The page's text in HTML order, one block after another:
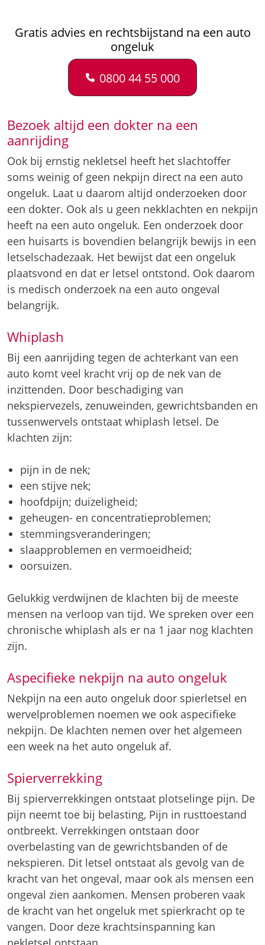
Gratis advies en rechtsbijstand na een auto
ongeluk
0800 44 55 000
Bezoek altijd een dokter na een
aanrijding
Ook bij ernstig nekletsel heeft het slachtoffer
soms weinig of geen nekpijn direct na een auto
ongeluk. Laat u daarom altijd onderzoeken door
een dokter. Ook als u geen nekklachten en nekpijn
heeft na een auto ongeluk. Een onderzoek door
een huisarts is bovendien belangrijk bewijs in een
letselschadezaak. Het bewijst dat een ongeluk
plaatsvond en dat er letsel ontstond. Ook daarom
is medisch onderzoek na een auto ongeval
belangrijk.
Whiplash
Bij een aanrijding tegen de achterkant van een
auto komt veel kracht vrij op de nek van de
inzittenden. Door beschadiging van
nekspiervezels, zenuweinden, gewrichtsbanden en
tussenwervels ontstaat whiplash letsel. De
klachten zijn:
pijn in de nek;
een stijve nek;
hoofdpijn; duizeligheid;
geheugen- en concentratieproblemen;
stemmingsveranderingen;
slaapproblemen en vermoeidheid;
oorsuizen.
Gelukkig verdwijnen de klachten bij de meeste
mensen na verloop van tijd. We spreken over een
chronische whiplash als er na 1 jaar nog klachten
zijn.
Aspecifieke nekpijn na auto ongeluk
Nekpijn na een auto ongeluk door spierletsel en
wervelproblemen noemen we ook aspecifieke
nekpijn. De klachten nemen over het algemeen
een week na het auto ongeluk af.
Spierverrekking
Bij spierverrekkingen ontstaat plotselinge pijn. De
pijn neemt toe bij belasting, Pijn in rusttoestand
ontbreekt. Verrekkingen ontstaan door
overbelasting van de gewrichtsbanden of de
nekspieren. Dit letsel ontstaat als gevolg van de
kracht van het ongeval, maar ook als mensen een
ongeval zien aankomen. Mensen proberen vaak
de kracht van het ongeluk met spierkracht op te
vangen. Door deze krachtsinspanning kan